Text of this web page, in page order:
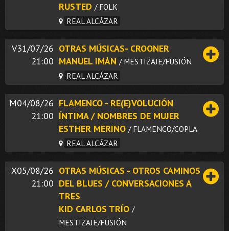
RUSTED / FOLK
REAL ALCÁZAR
V31/07/26
21:00
OTRAS MÚSICAS- CROONER
MANUEL IMÁN / MESTIZAJE/FUSIÓN
REAL ALCÁZAR
M04/08/26
21:00
FLAMENCO - RE(E)VOLUCIÓN
ÍNTIMA / NOMBRES DE MUJER
ESTHER MERINO / FLAMENCO/COPLA
REAL ALCÁZAR
X05/08/26
21:00
OTRAS MÚSICAS - OTROS CAMINOS
DEL BLUES / CONVERSACIONES A
TRES
KID CARLOS TRÍO /
MESTIZAJE/FUSIÓN